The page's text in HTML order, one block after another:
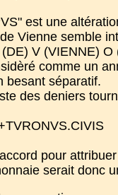
est une
Vienne semble
V (VIENNE)
comme un
besant séparatif.
des deniers
pour
serait donc